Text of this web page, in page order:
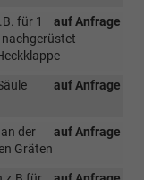
auf Anfrage
für 1
nachgerüstet
auf Anfrage
auf Anfrage
der
Gräten